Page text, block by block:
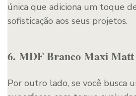
única que adiciona um toque
sofisticação aos seus projetos.
6. MDF Branco Maxi Matt
Por outro lado, se você busca